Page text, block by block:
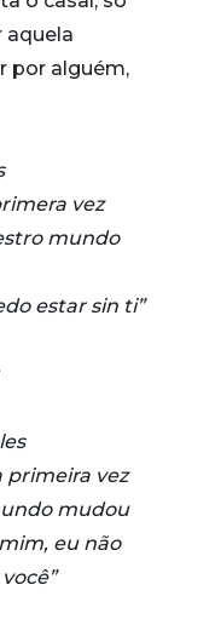
aquela
por alguém,
vez
mundo
estar sin ti”
primeira vez
mudou
eu não